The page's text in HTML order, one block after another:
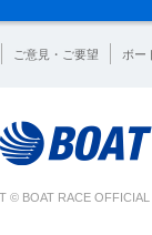
ご意見・ご要望 ボー
© BOAT RACE OFFICIAL